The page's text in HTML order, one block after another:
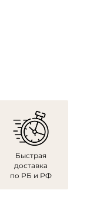
Быстрая
доставка
по РБ и РФ